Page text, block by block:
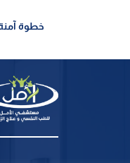
خطوة